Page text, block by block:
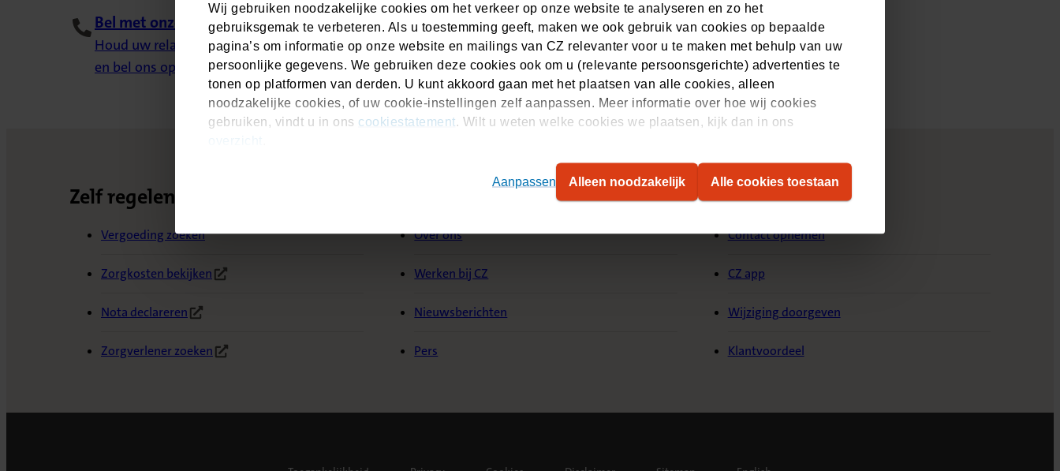
Wij gebruiken noodzakelijke cookies om het verkeer op onze website te analyseren en zo het
gebruiksgemak te verbeteren. Als u toestemming geeft, maken we ook gebruik van cookies op bepaalde
pagina’s om informatie op onze website en mailings van CZ relevanter voor u te maken met behulp van uw
persoonlijke gegevens. We gebruiken deze cookies ook om u (relevante persoonsgerichte) advertenties te
tonen op platformen van derden. U kunt akkoord gaan met het plaatsen van alle cookies, alleen
noodzakelijke cookies, of uw cookie-instellingen zelf aanpassen. Meer informatie over hoe wij cookies
gebruiken, vindt u in ons cookiestatement . Wilt u weten welke cookies we plaatsen, kijk dan in ons
Alleen noodzakelijk
Aanpassen Alle cookies toestaan
Bel met onze klantenservice
Houd uw relatienummer bij de hand (staat in Mijn CZ én de CZ app)
en bel ons op 088 555 77 77. Van maandag t/m vrijdag 8:00 - 17:30 uur.
Zelf regelen
Vergoeding zoeken
Zorgkosten bekijken
(Opent in nieuw tabblad)
Nota declareren
(Opent in nieuw tabblad)
Zorgverlener zoeken
(Opent in nieuw tabblad)
Over ons
Werken bij CZ
Nieuwsberichten
Pers
Service & Contact
Contact opnemen
CZ app
Wijziging doorgeven
Klantvoordeel